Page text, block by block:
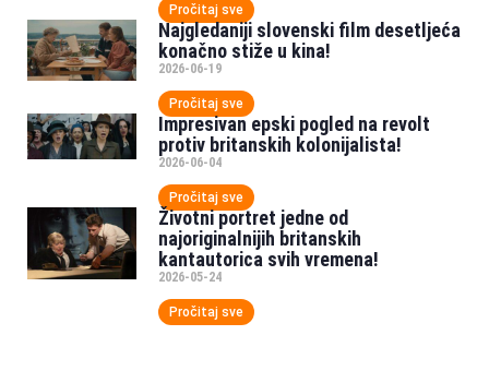
Pročitaj sve
Najgledaniji slovenski film desetljeća
konačno stiže u kina!
2026-06-19
Pročitaj sve
Impresivan epski pogled na revolt
protiv britanskih kolonijalista!
2026-06-04
Pročitaj sve
Životni portret jedne od
najoriginalnijih britanskih
kantautorica svih vremena!
2026-05-24
Pročitaj sve